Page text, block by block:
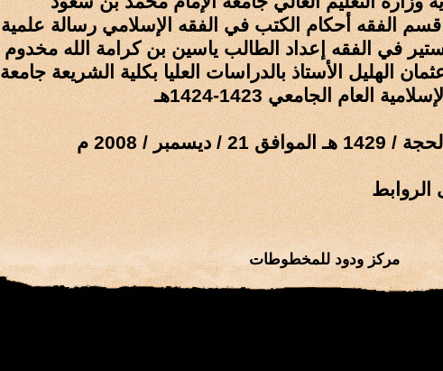
قسم الفقه أحكام الكتب في الفقه الإسلامي رسالة علمية
في الفقه إعداد الطالب ياسين بن كرامة الله مخدوم
الهليل الأستاذ بالدراسات العليا بكلية الشريعة جامعة
العام الجامعي 1423-1424هـ
مركز ودود للمخطوطات